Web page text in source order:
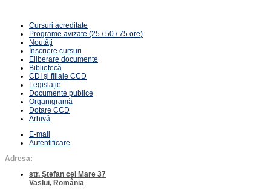
Cursuri acreditate
Programe avizate (25 / 50 / 75 ore)
Noutăți
Înscriere cursuri
Eliberare documente
Bibliotecă
CDI și filiale CCD
Legislație
Documente publice
Organigramă
Dotare CCD
Arhivă
E-mail
Autentificare
Adresa:
str. Ștefan cel Mare 37
Vaslui, România